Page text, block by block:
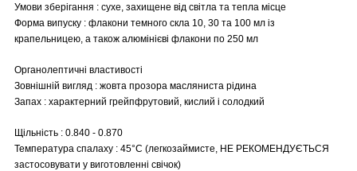
Умови зберігання : сухе, захищене від світла та тепла місце
Форма випуску : флакони темного скла 10, 30 та 100 мл із
крапельницею, а також алюмінієві флакони по 250 мл
Органолептичні властивості
Зовнішній вигляд : жовта прозора масляниста рідина
Запах : характерний грейпфрутовий, кислий і солодкий
Щільність : 0.840 - 0.870
Температура спалаху : 45°C (легкозаймисте, НЕ РЕКОМЕНДУЄТЬСЯ
застосовувати у виготовленні свічок)